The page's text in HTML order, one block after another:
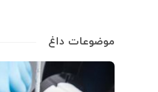
موضوعات داغ